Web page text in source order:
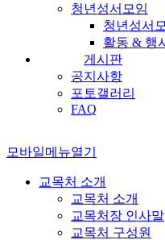
청년성서모임
청년성서
활동 & 행
게시판
공지사항
포토갤러리
FAQ
모바일메뉴열기
교목처 소개
교목처 소개
교목처장 인사말
교목처 구성원